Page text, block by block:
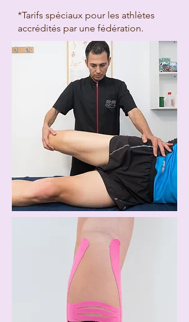
*Tarifs spéciaux pour les athlètes
accrédités par une fédération.